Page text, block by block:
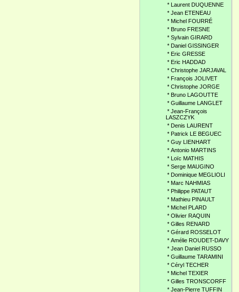
* Laurent DUQUENNE
* Jean ETENEAU
* Michel FOURRÉ
* Bruno FRESNE
* Sylvain GIRARD
* Daniel GISSINGER
* Eric GRESSE
* Eric HADDAD
* Christophe JARJAVAL
* François JOLIVET
* Christophe JORGE
* Bruno LAGOUTTE
* Guillaume LANGLET
* Jean-François
LASZCZYK
* Denis LAURENT
* Patrick LE BEGUEC
* Guy LIENHART
* Antonio MARTINS
* Loïc MATHIS
* Serge MAUGINO
* Dominique MEGLIOLI
* Marc NAHMIAS
* Philippe PATAUT
* Mathieu PINAULT
* Michel PLARD
* Olivier RAQUIN
* Gilles RENARD
* Gérard ROSSELOT
* Amélie ROUDET-DAVY
* Jean Daniel RUSSO
* Guillaume TARAMINI
* Céryl TECHER
* Michel TEXIER
* Gilles TRONSCORFF
* Jean-Pierre TUFFIN